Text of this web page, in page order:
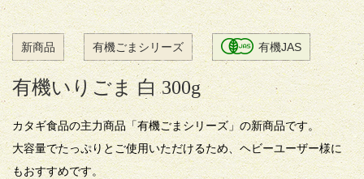
新商品 有機ごまシリーズ 有機JAS
有機いりごま 白 300g
カタギ食品の主力商品「有機ごまシリーズ」の新商品です。
大容量でたっぷりとご使用いただけるため、ヘビーユーザー様に
もおすすめです。